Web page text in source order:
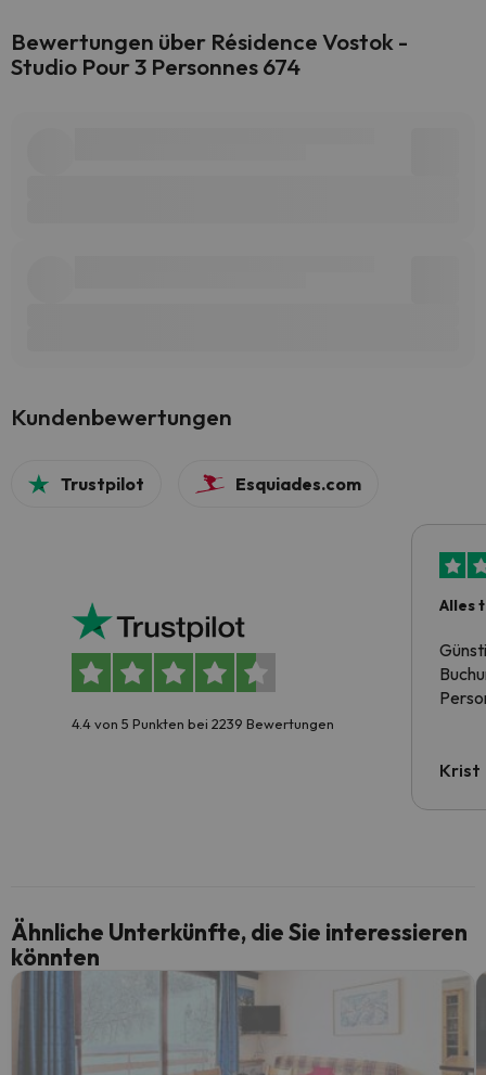
Bewertungen über Résidence Vostok -
Studio Pour 3 Personnes 674
Kundenbewertungen
Trustpilot Esquiades.com
4.4 von 5 Punkten bei 2239 Bewertungen
Alles
Krist
Ähnliche Unterkünfte, die Sie interessieren
könnten